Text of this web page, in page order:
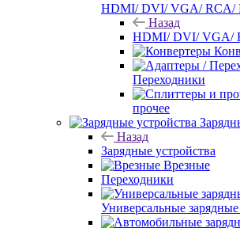
HDMI/ DVI/ VGA/ RCA/
Назад
HDMI/ DVI/ VGA/
Переходники
прочее
Назад
Зарядные устройства
Врезные
Переходники
Универсальные зарядные